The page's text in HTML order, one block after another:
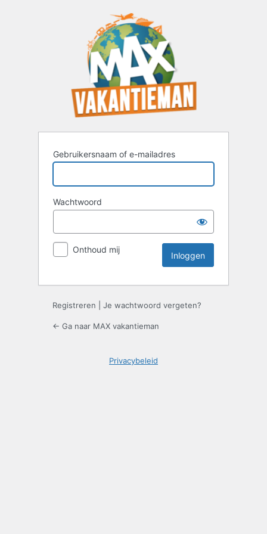
Gebruikersnaam of e-mailadres
Wachtwoord
Onthoud mij
Registreren Je wachtwoord vergeten?
← Ga naar MAX vakantieman
Privacybeleid